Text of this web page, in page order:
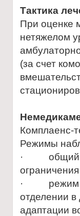
Тактика
При оценке
нетяжелом
(за счет
Комплаенс-
Режимы
· общий
· режим
отделении
адаптации